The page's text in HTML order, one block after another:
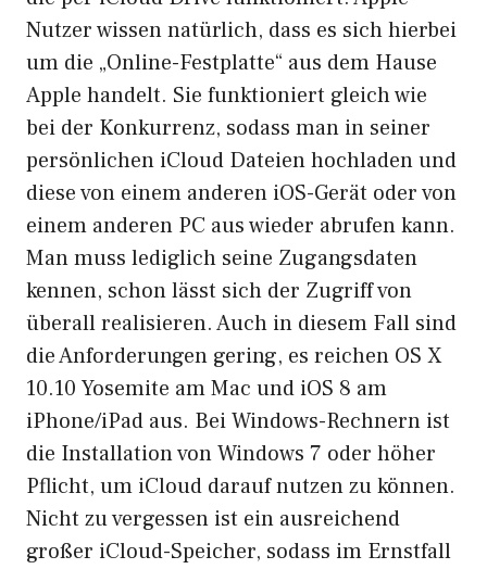
Nutzer wissen natürlich, dass es sich hierbei
um die „Online-Festplatte“ aus dem Hause
Apple handelt. Sie funktioniert gleich wie
bei der Konkurrenz, sodass man in seiner
persönlichen iCloud Dateien hochladen und
diese von einem anderen iOS-Gerät oder von
einem anderen PC aus wieder abrufen kann.
Man muss lediglich seine Zugangsdaten
kennen, schon lässt sich der Zugriff von
überall realisieren. Auch in diesem Fall sind
die Anforderungen gering, es reichen OS X
10.10 Yosemite am Mac und iOS 8 am
iPhone/iPad aus. Bei Windows-Rechnern ist
die Installation von Windows 7 oder höher
Pflicht, um iCloud darauf nutzen zu können.
Nicht zu vergessen ist ein ausreichend
großer iCloud-Speicher, sodass im Ernstfall